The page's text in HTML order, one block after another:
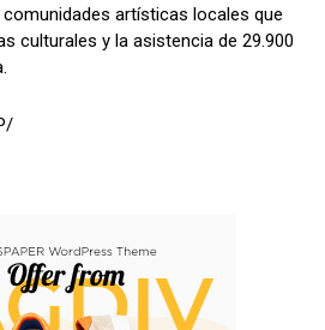
artísticas locales que
culturales y la asistencia de 29.900